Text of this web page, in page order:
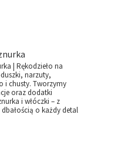
| Rękodzieło na
narzuty,
i chusty. Tworzymy
oraz dodatki
i włóczki – z
o każdy detal